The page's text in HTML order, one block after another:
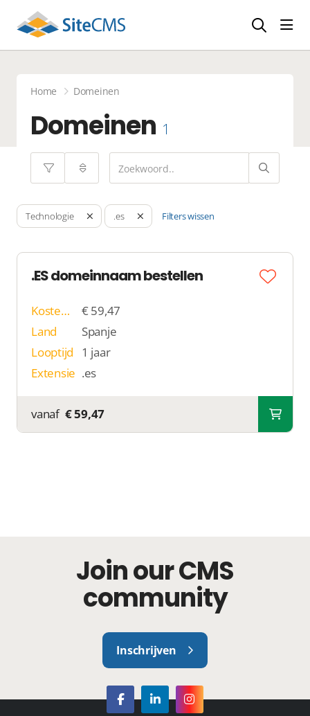
Home Domeinen
Domeinen 1
Technologie .es Filters wissen
.ES domeinnaam bestellen
Kosten p/j
€ 59,47
Land
Spanje
Looptijd
1 jaar
Extensie .es
vanaf € 59,47
Join our CMS
community
Inschrijven